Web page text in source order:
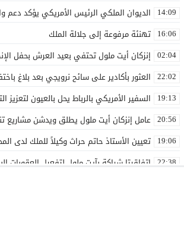
14:09 الديوان الملكي الرئيس الأمريكي يؤكد دعم
16:06 تهنئة مرفوعة إلى جلالة الملك
02:04 إنزكان أيت ملول تحتفي بعيد العرش بحفل
22:02 العثور بأكادير على سائح نرويجي بعد بلاغ
19:13 السفير الأمريكي بالرباط يحل بالعيون لتعزيز
20:56 عامل إنزكان أيت ملول يطلق ويدشن مشاريع تنموية جديدة
19:06 تعيين الأستاذ حاتم حراث وكيلاً للملك لدى
22:38 اتفاقيتا شراكة بآيت ملول لتفعيل العقوبات